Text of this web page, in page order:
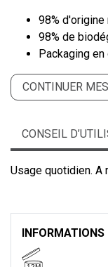
98% d'origine
98% de
Packaging
CONTINUER
CONSEIL
Usage quotidien. A
INFORMATIONS